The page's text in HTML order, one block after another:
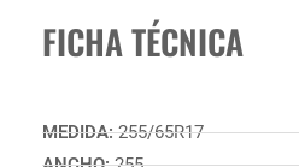
FICHA TÉCNICA
MEDIDA:255/65R17